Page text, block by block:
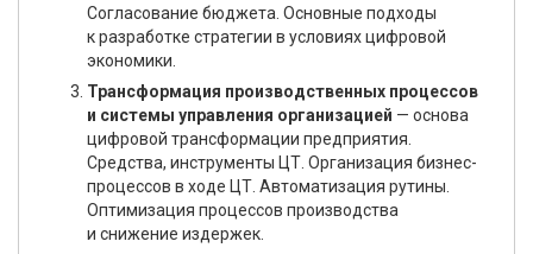
Согласование бюджета. Основные подходы
к разработке стратегии в условиях цифровой
экономики.
Трансформация производственных процессов
и системы управления организацией — основа
цифровой трансформации предприятия.
Средства, инструменты ЦТ. Организация бизнес-
процессов в ходе ЦТ. Автоматизация рутины.
Оптимизация процессов производства
и снижение издержек.